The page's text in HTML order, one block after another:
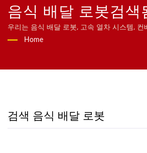
음식 배달 로봇검
바 컨베이어 벨트 -
우리는 음식 배달 로봇, 고속 열차 시스템, 컨
전 초밥 벨트 시스템, 태블릿 주문 시스템, 모
Home
검색 음식 배달 로봇